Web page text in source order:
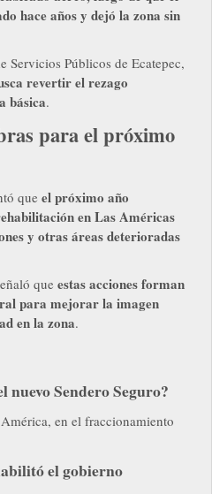
hace años y dejó la zona sin
Servicios Públicos de Ecatepec,
revertir el rezago
básica.
para el próximo
que el próximo año
en Las Américas
y otras áreas deterioradas
que estas acciones forman
para mejorar la imagen
en la zona.
nuevo Sendero Seguro?
en el fraccionamiento
el gobierno